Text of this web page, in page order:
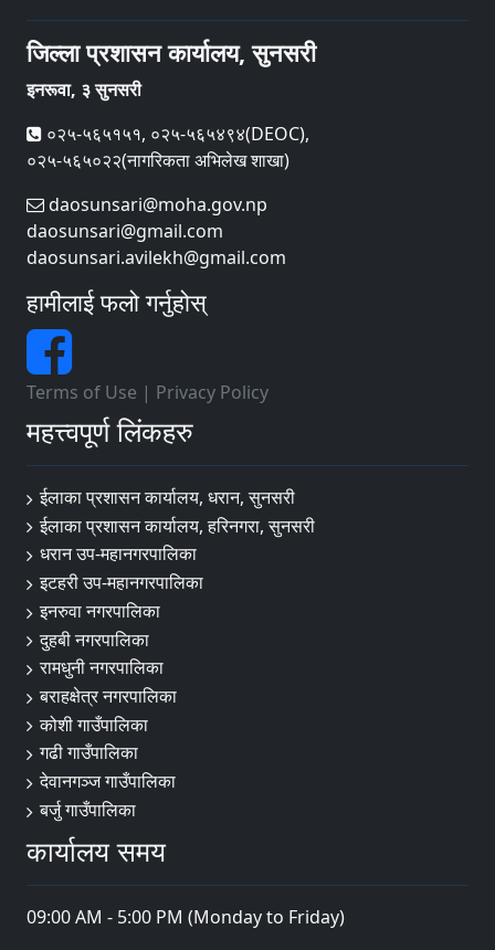
जिल्ला प्रशासन कार्यालय, सुनसरी
इनरूवा, ३ सुनसरी
०२५-५६५१५१, ०२५-५६५४९४(DEOC),
०२५-५६५०२२(नागरिकता अभिलेख शाखा)
daosunsari@moha.gov.np
daosunsari@gmail.com
daosunsari.avilekh@gmail.com
हामीलाई फलो गर्नुहोस्
Terms of Use | Privacy Policy
महत्त्वपूर्ण लिंकहरु
ईलाका प्रशासन कार्यालय, धरान, सुनसरी
ईलाका प्रशासन कार्यालय, हरिनगरा, सुनसरी
धरान उप-महानगरपालिका
इटहरी उप-महानगरपालिका
इनरुवा नगरपालिका
दुहबी नगरपालिका
रामधुनी नगरपालिका
बराहक्षेत्र नगरपालिका
कोशी गाउँपालिका
गढी गाउँपालिका
देवानगञ्ज गाउँपालिका
बर्जु गाउँपालिका
कार्यालय समय
09:00 AM - 5:00 PM (Monday to Friday)